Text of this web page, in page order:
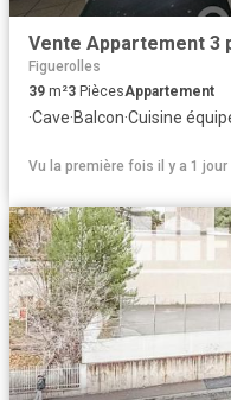
Vente Appartement 3
Figuerolles
39 m²3 PiècesAppartement
·Cave·Balcon·Cuisine
Vu la première fois il y a 1 jour